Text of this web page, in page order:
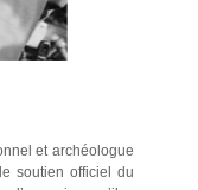
et archéologue
soutien officiel du